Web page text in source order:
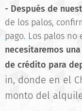
- Después de
de los palos,
pago. Los palos
necesitaremos una
de crédito para
in, donde en el
monto del